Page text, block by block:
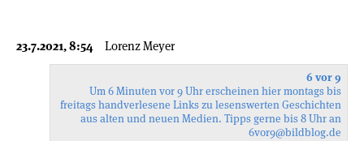
23.7.2021, 8:54 Lorenz Meyer
6 vor 9
Um 6 Minuten vor 9 Uhr erscheinen hier montags bis
freitags handverlesene Links zu lesenswerten Geschichten
aus alten und neuen Medien. Tipps gerne bis 8 Uhr an
6vor9@bildblog.de